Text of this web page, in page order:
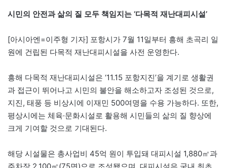
시민의 안전과 삶의 질 모두 책임지는 ‘다목적 재난대피시설’
[아시아엔=이주형 기자] 포항시가 7월 11일부터 흥해 초곡리 일
원에 건립된 다목적 재난대피시설을 사전 운영한다.
흥해 다목적 재난대피시설은 ‘11.15 포항지진’을 계기로 생활권
과 접근이 뛰어나고 시민의 불안을 해소하고자 조성된 것으로,
지진, 태풍 등 비상시에 이재민 500여명을 수용 가능하다. 또한,
평상시에는 체육·문화시설로 활용해 시민들의 삶의 질 향상에
크게 기여할 것으로 기대된다.
해당 시설물은 총사업비 45억 원이 투입돼 대피시설 1,880㎡과